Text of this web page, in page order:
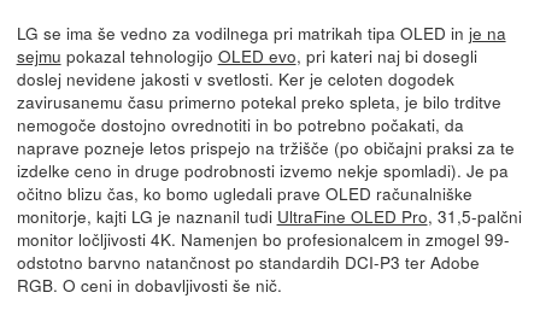
LG se ima še vedno za vodilnega pri matrikah tipa OLED in je na
sejmu pokazal tehnologijo OLED evo, pri kateri naj bi dosegli
doslej nevidene jakosti v svetlosti. Ker je celoten dogodek
zavirusanemu času primerno potekal preko spleta, je bilo trditve
nemogoče dostojno ovrednotiti in bo potrebno počakati, da
naprave pozneje letos prispejo na tržišče (po običajni praksi za te
izdelke ceno in druge podrobnosti izvemo nekje spomladi). Je pa
očitno blizu čas, ko bomo ugledali prave OLED računalniške
monitorje, kajti LG je naznanil tudi UltraFine OLED Pro, 31,5-palčni
monitor ločljivosti 4K. Namenjen bo profesionalcem in zmogel 99-
odstotno barvno natančnost po standardih DCI-P3 ter Adobe
RGB. O ceni in dobavljivosti še nič.